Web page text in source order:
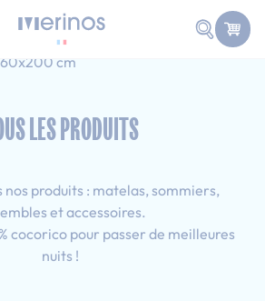
Faire
Adulte
cm
LES PRODUITS
nos produits : matelas, sommiers,
et accessoires.
cocorico pour passer de meilleures
nuits !